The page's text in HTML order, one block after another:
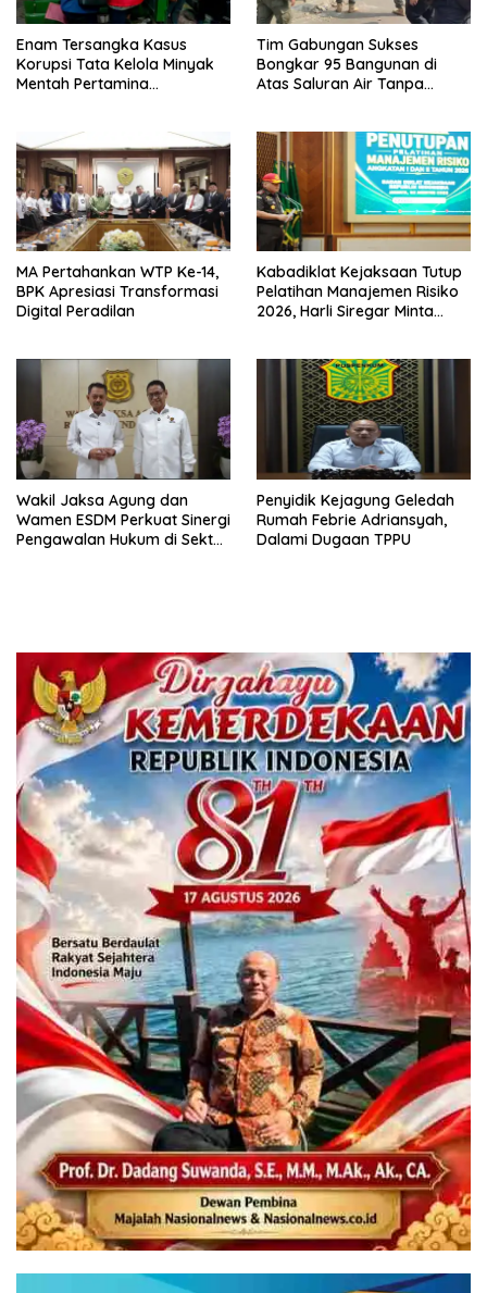
Enam Tersangka Kasus
Korupsi Tata Kelola Minyak
Mentah Pertamina
Tim Gabungan Sukses
Bongkar 95 Bangunan di
Atas Saluran Air Tanpa
MA Pertahankan WTP Ke-14,
BPK Apresiasi Transformasi
Digital Peradilan
Kabadiklat Kejaksaan Tutup
Pelatihan Manajemen Risiko
2026, Harli Siregar Minta
Wakil Jaksa Agung dan
Wamen ESDM Perkuat Sinergi
Pengawalan Hukum di Sektor
Penyidik Kejagung Geledah
Rumah Febrie Adriansyah,
Dalami Dugaan TPPU